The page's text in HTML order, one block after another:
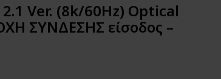
Ver. (8k/60Hz) Optical
ΣΥΝΔΕΣΗΣ είσοδος –